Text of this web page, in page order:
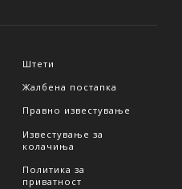
Штети
Жалбена постапка
Правно известување
Известување за
колачиња
Политика за
приватност